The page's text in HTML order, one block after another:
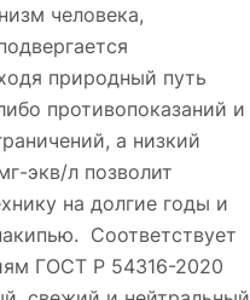
человека,
природный путь
противопоказаний и
а низкий
экв/л позволит
на долгие годы и
Соответствует
ГОСТ Р 54316-2020